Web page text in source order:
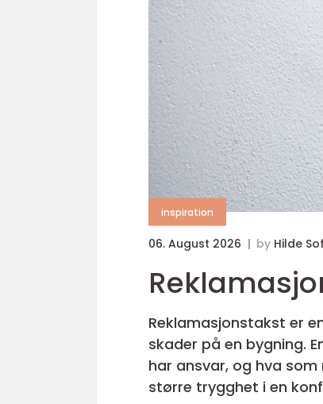
inspiration
06. August 2026 by Hilde
Reklamasjonstakst er
skader på en bygning.
har ansvar, og hva
større trygghet i en konfliktsituasjon. Hva Er En